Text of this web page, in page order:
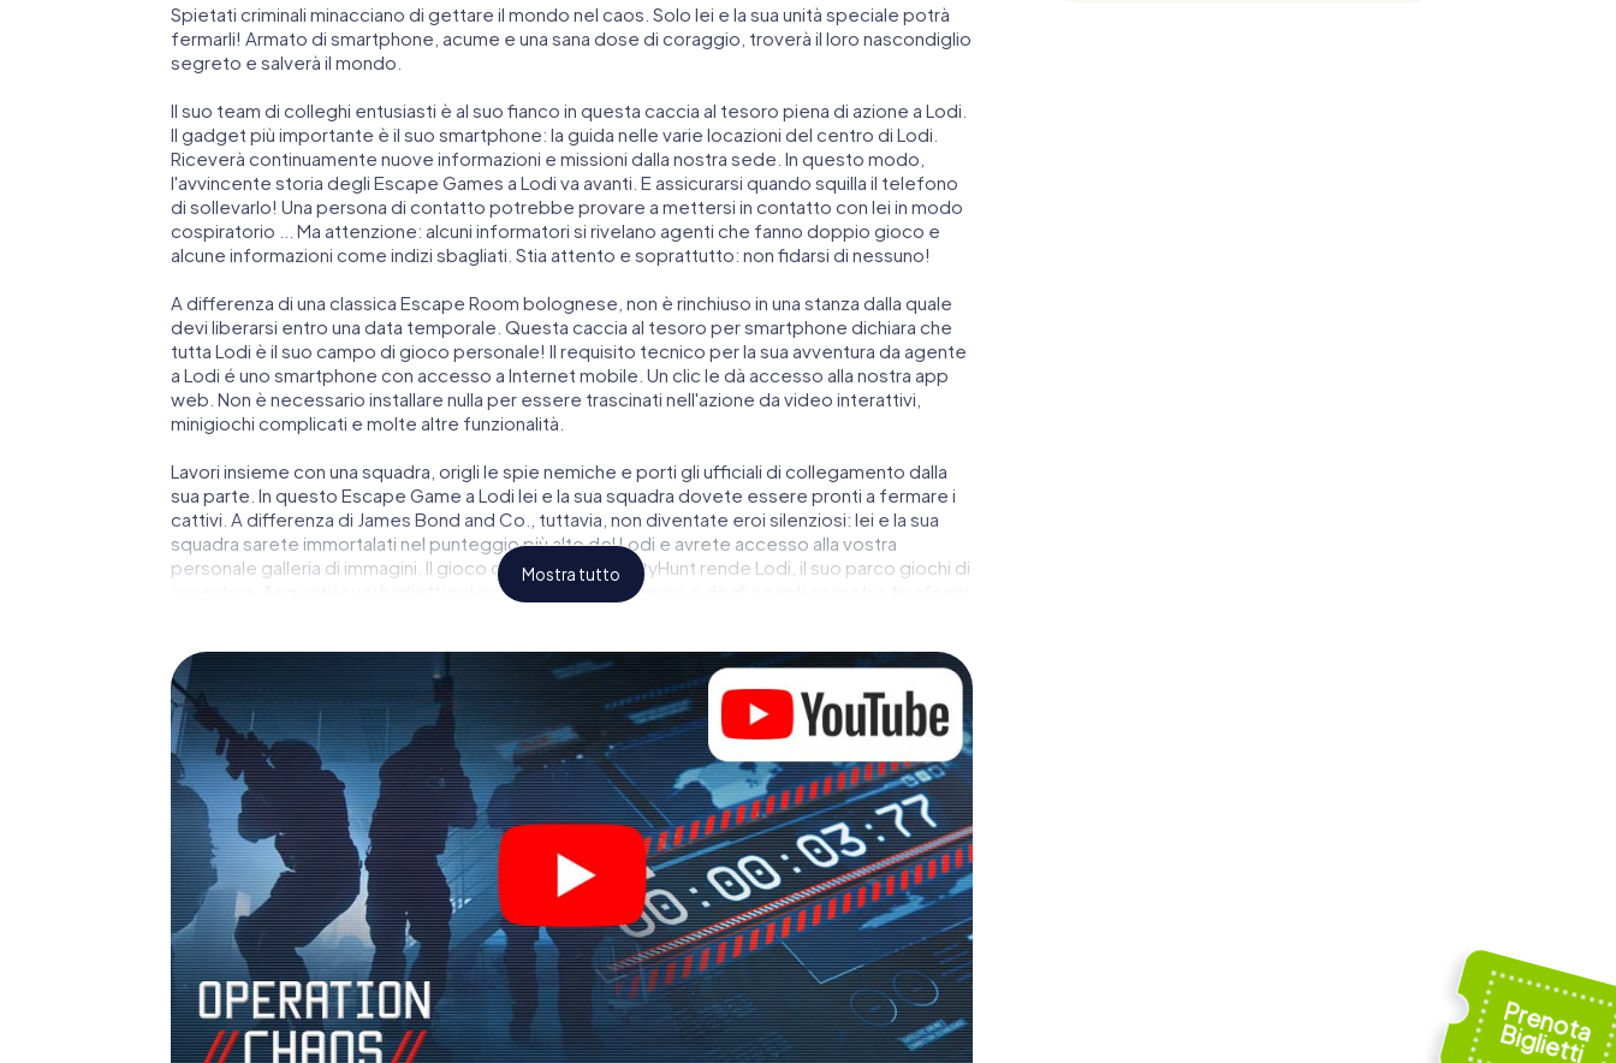
Spietati criminali minacciano di gettare il mondo nel caos. Solo lei e la sua unità speciale potrà
fermarli! Armato di smartphone, acume e una sana dose di coraggio, troverà il loro nascondiglio
segreto e salverà il mondo.
Il suo team di colleghi entusiasti è al suo fianco in questa caccia al tesoro piena di azione a Lodi.
Il gadget più importante è il suo smartphone: la guida nelle varie locazioni del centro di Lodi.
Riceverà continuamente nuove informazioni e missioni dalla nostra sede. In questo modo,
l'avvincente storia degli Escape Games a Lodi va avanti. E assicurarsi quando squilla il telefono
di sollevarlo! Una persona di contatto potrebbe provare a mettersi in contatto con lei in modo
cospiratorio ... Ma attenzione: alcuni informatori si rivelano agenti che fanno doppio gioco e
alcune informazioni come indizi sbagliati. Stia attento e soprattutto: non fidarsi di nessuno!
A differenza di una classica Escape Room bolognese, non è rinchiuso in una stanza dalla quale
devi liberarsi entro una data temporale. Questa caccia al tesoro per smartphone dichiara che
tutta Lodi è il suo campo di gioco personale! Il requisito tecnico per la sua avventura da agente
a Lodi é uno smartphone con accesso a Internet mobile. Un clic le dà accesso alla nostra app
web. Non è necessario installare nulla per essere trascinati nell'azione da video interattivi,
minigiochi complicati e molte altre funzionalità.
Lavori insieme con una squadra, origli le spie nemiche e porti gli ufficiali di collegamento dalla
sua parte. In questo Escape Game a Lodi lei e la sua squadra dovete essere pronti a fermare i
cattivi. A differenza di James Bond and Co., tuttavia, non diventate eroi silenziosi: lei e la sua
squadra sarete immortalati nel punteggio più alto del Lodi e avrete accesso alla vostra
personale galleria di immagini. Il gioco di Escape di myCityHunt rende Lodi, il suo parco giochi di
avventura. Acquisti i suoi biglietti nel mondo dello spionaggio e degli agenti segreti e trasformi
Mostra tutto